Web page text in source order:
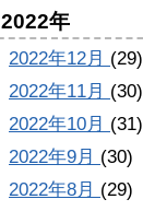
2022年
2022年12月 (29)
2022年11月 (30)
2022年10月 (31)
2022年9月 (30)
2022年8月 (29)